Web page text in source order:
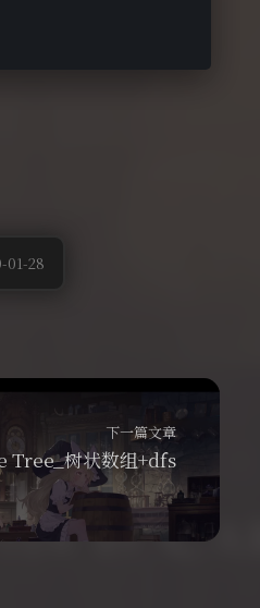
01-28
下一篇文章
Tree_树状数组+dfs